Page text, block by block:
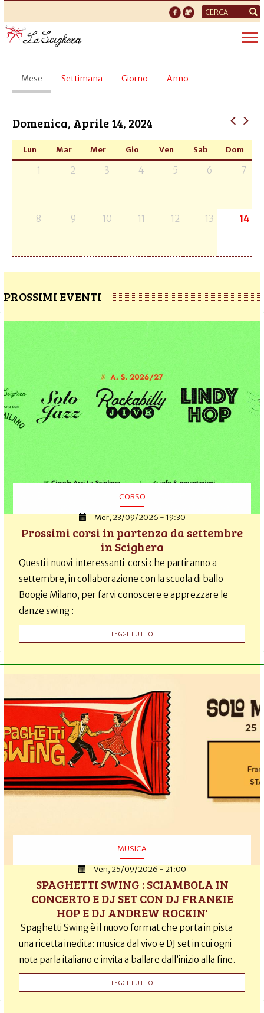
Form
di
ricerca
Schede
primarie
Mese (scheda
attiva)
Settimana Giorno Anno
Domenica, Aprile 14, 2024
Lun Mar Mer Gio Ven Sab Dom
1 2 3 4 5 6 7
8 9 10 11 12 13 14
PROSSIMI EVENTI
CORSO
Mer, 23/09/2026 - 19:30
Prossimi corsi in partenza da settembre
in Scighera
Questi i nuovi interessanti corsi che partiranno a
settembre, in collaborazione con la scuola di ballo
Boogie Milano, per farvi conoscere e apprezzare le
danze swing :
LEGGI TUTTO
MUSICA
Ven, 25/09/2026 - 21:00
SPAGHETTI SWING : SCIAMBOLA IN
CONCERTO E DJ SET CON DJ FRANKIE
HOP E DJ ANDREW ROCKIN'
Spaghetti Swing è il nuovo format che porta in pista
una ricetta inedita: musica dal vivo e DJ set in cui ogni
nota parla italiano e invita a ballare dall’inizio alla fine.
LEGGI TUTTO